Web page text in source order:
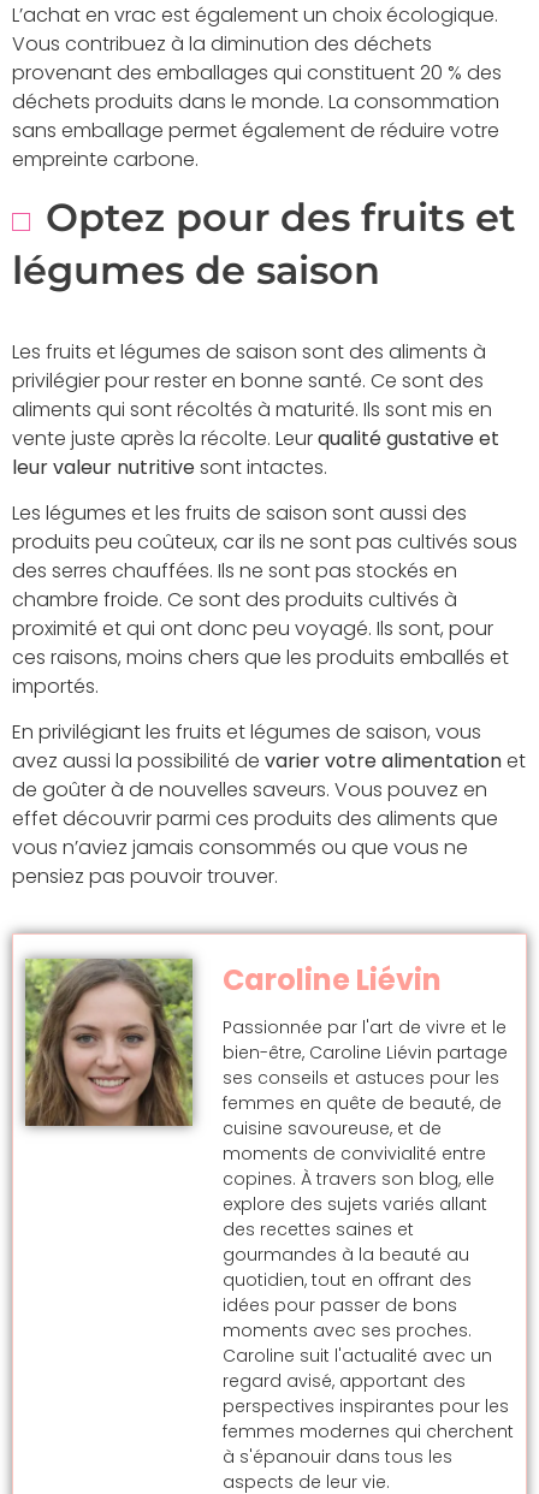
L’achat en vrac est également un choix écologique.
Vous contribuez à la diminution des déchets
provenant des emballages qui constituent 20 % des
déchets produits dans le monde. La consommation
sans emballage permet également de réduire votre
empreinte carbone.
Optez pour des fruits et
légumes de saison
Les fruits et légumes de saison sont des aliments à
privilégier pour rester en bonne santé. Ce sont des
aliments qui sont récoltés à maturité. Ils sont mis en
vente juste après la récolte. Leurqualité gustative et
leur valeur nutritivesont intactes.
Les légumes et les fruits de saison sont aussi des
produits peu coûteux, car ils ne sont pas cultivés sous
des serres chauffées. Ils ne sont pas stockés en
chambre froide. Ce sont des produits cultivés à
proximité et qui ont donc peu voyagé. Ils sont, pour
ces raisons, moins chers que les produits emballés et
importés.
En privilégiant les fruits et légumes de saison, vous
avez aussi la possibilité de varier votre alimentationet
de goûter à de nouvelles saveurs. Vous pouvez en
effet découvrir parmi ces produits des aliments que
vous n’aviez jamais consommés ou que vous ne
pensiez pas pouvoir trouver.
Caroline Liévin
Passionnée par l'art de vivre et le
bien-être, Caroline Liévin partage
ses conseils et astuces pour les
femmes en quête de beauté, de
cuisine savoureuse, et de
moments de convivialité entre
copines. À travers son blog, elle
explore des sujets variés allant
des recettes saines et
gourmandes à la beauté au
quotidien, tout en offrant des
idées pour passer de bons
moments avec ses proches.
Caroline suit l'actualité avec un
regard avisé, apportant des
perspectives inspirantes pour les
femmes modernes qui cherchent
à s'épanouir dans tous les
aspects de leur vie.